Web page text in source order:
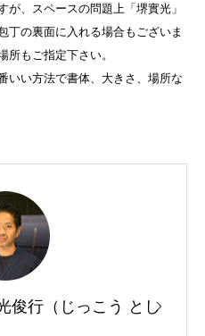
、スペースの問題上「堺實光」
丁の裏面に入れる場合もございま
所もご指定下さい。
いい方法で書体、大きさ、場所な
俊行（じっこう とし